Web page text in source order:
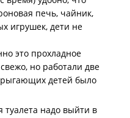
печь, чайник,
игрушек, дети не
это прохладное
но работали две
детей было
надо выйти в